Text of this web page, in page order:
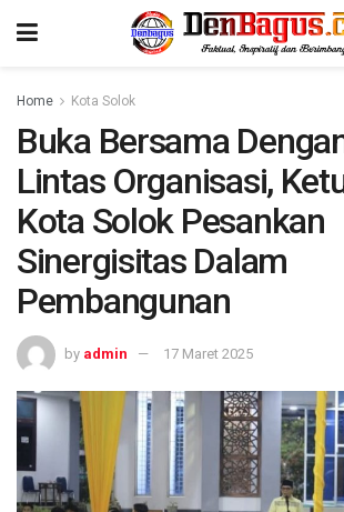
Home Kota Solok
Buka Bersama
Lintas Organisasi,
Kota Solok Pesankan
Sinergisitas Dalam
Pembangunan
by admin 17 Maret 2025